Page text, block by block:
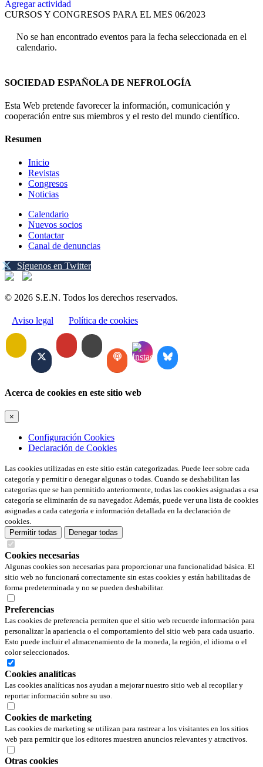
Agregar actividad
CURSOS Y CONGRESOS PARA EL MES 06/2023
No se han encontrado eventos para la fecha seleccionada en el
calendario.
SOCIEDAD ESPAÑOLA DE NEFROLOGÍA
Esta Web pretende favorecer la información, comunicación y
cooperación entre sus miembros y el resto del mundo científico.
Resumen
Inicio
Revistas
Congresos
Noticias
Calendario
Nuevos socios
Contactar
Canal de denuncias
Síguenos en Twitter
© 2026 S.E.N. Todos los derechos reservados.
Aviso legal Política de cookies
Acerca de cookies en este sitio web
×
Configuración Cookies
Declaración de Cookies
Las cookies utilizadas en este sitio están categorizadas. Puede leer sobre cada
categoría y permitir o denegar algunas o todas. Cuando se deshabilitan las
categorías que se han permitido anteriormente, todas las cookies asignadas a esa
categoría se eliminarán de su navegador. Además, puede ver una lista de cookies
asignadas a cada categoría e información detallada en la declaración de
cookies.
Permitir todas
Denegar todas
Cookies necesarias
Algunas cookies son necesarias para proporcionar una funcionalidad básica. El
sitio web no funcionará correctamente sin estas cookies y están habilitadas de
forma predeterminada y no se pueden deshabilitar.
Preferencias
Las cookies de preferencia permiten que el sitio web recuerde información para
personalizar la apariencia o el comportamiento del sitio web para cada usuario.
Esto puede incluir el almacenamiento de la moneda, la región, el idioma o el
color seleccionados.
Cookies analíticas
Las cookies analíticas nos ayudan a mejorar nuestro sitio web al recopilar y
reportar información sobre su uso.
Cookies de marketing
Las cookies de marketing se utilizan para rastrear a los visitantes en los sitios
web para permitir que los editores muestren anuncios relevantes y atractivos.
Otras cookies